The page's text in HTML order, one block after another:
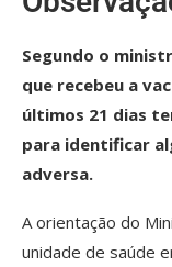
Segundo o
que recebeu a
últimos 21 dias
para identificar
adversa.
A orientação do
unidade de saúde